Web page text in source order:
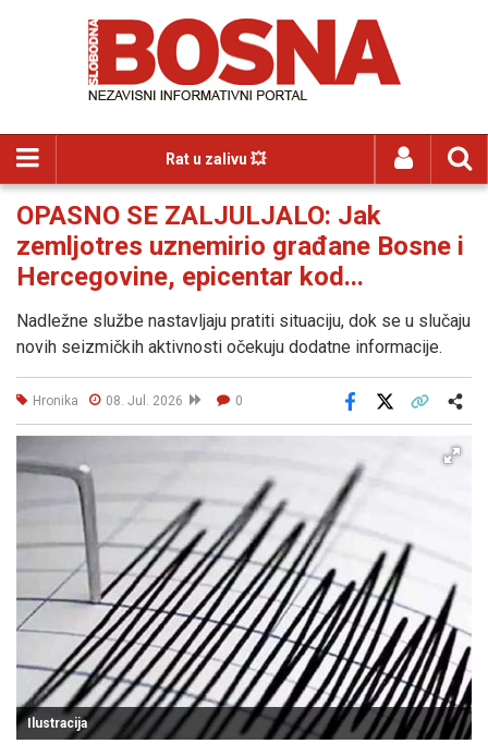
Rat u zalivu 💥
OPASNO SE ZALJULJALO: Jak
zemljotres uznemirio građane Bosne i
Hercegovine, epicentar kod...
Nadležne službe nastavljaju pratiti situaciju, dok se u slučaju
novih seizmičkih aktivnosti očekuju dodatne informacije.
Hronika 08. Jul. 2026 0
Facebook
Ilustracija